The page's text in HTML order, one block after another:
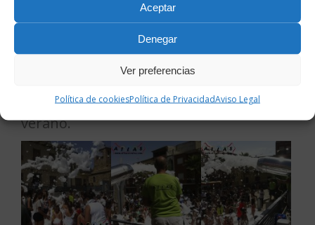
Aceptar
Denegar
Ver preferencias
Política de cookiesPolítica de PrivacidadAviso Legal
Fiesta de la espuma
Pásalo en grande ydisfruta de un
inolvidable y connuestro cañon
surtidorde espuma. Perfectopara el
verano.